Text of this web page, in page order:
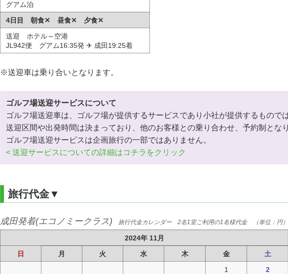
グアム泊
4日目 朝食✕ 昼食✕ 夕食✕
送迎 ホテル～空港
JL942便 グアム16:35発 ✈ 成田19:25着
※送迎車は乗り合いとなります。
ゴルフ場送迎サービスについて
ゴルフ場送迎車は、ゴルフ場が提供するサービスであり小社が提供するもので
送迎区間や出発時間は決まっており、他のお客様との乗り合わせ、予約制とな
ゴルフ場送迎サービスは企画旅行の一部ではありません。
< 送迎サービスについての詳細はコチラをクリック
旅行代金▼
2024年 11月
日
月 火 水 木 金
土
1
2
成田発着(エコノミークラス) 旅行代金カレンダー 2名1室ご利用の1名様代金 （単位：円）